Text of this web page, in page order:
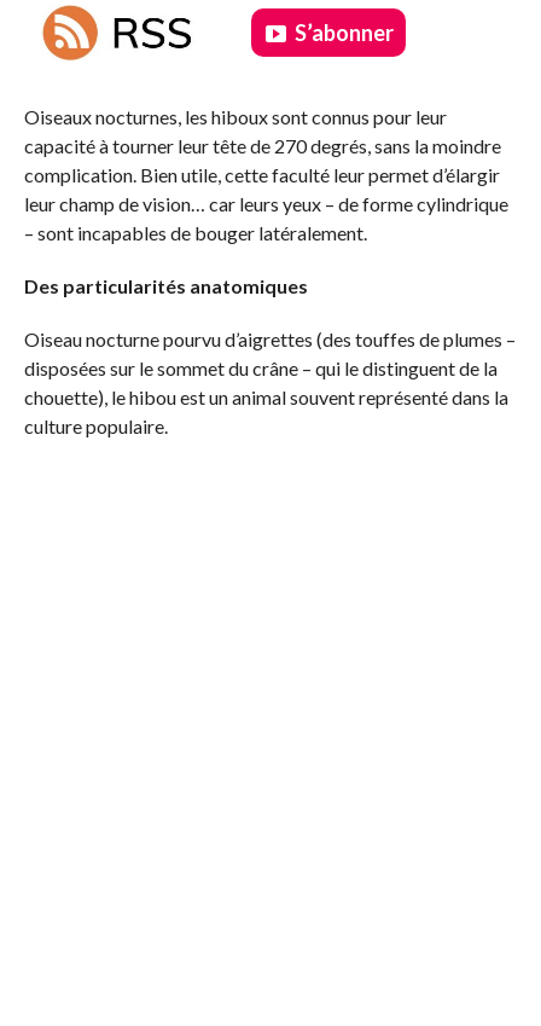
S’abonner
Oiseaux nocturnes, les hiboux sont connus pour leur
capacité à tourner leur tête de 270 degrés, sans la moindre
complication. Bien utile, cette faculté leur permet d’élargir
leur champ de vision… car leurs yeux – de forme cylindrique
– sont incapables de bouger latéralement.
Des particularités anatomiques
Oiseau nocturne pourvu d’aigrettes (des touffes de plumes –
disposées sur le sommet du crâne – qui le distinguent de la
chouette), le hibou est un animal souvent représenté dans la
culture populaire.